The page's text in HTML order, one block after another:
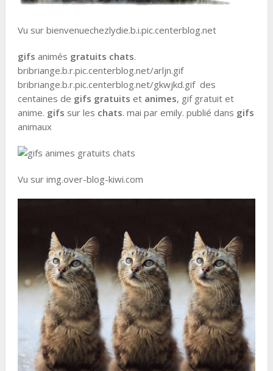
Vu sur bienvenuechezlydie.b.i.pic.centerblog.net
gifs animés gratuits chats.
bribriange.b.r.pic.centerblog.net/arljn.gif
bribriange.b.r.pic.centerblog.net/gkwjkd.gif des
centaines de gifs gratuits et animes, gif gratuit et
anime. gifs sur les chats. mai par emily. publié dans gifs
animaux
Vu sur img.over-blog-kiwi.com